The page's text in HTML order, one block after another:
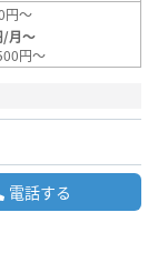
円～
/月～
円～
電話する